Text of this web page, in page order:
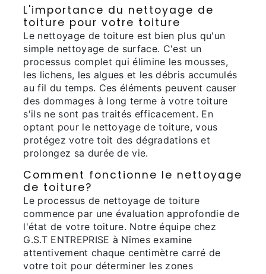
L'importance du nettoyage de
toiture pour votre toiture
Le nettoyage de toiture est bien plus qu'un
simple nettoyage de surface. C'est un
processus complet qui élimine les mousses,
les lichens, les algues et les débris accumulés
au fil du temps. Ces éléments peuvent causer
des dommages à long terme à votre toiture
s'ils ne sont pas traités efficacement. En
optant pour le nettoyage de toiture, vous
protégez votre toit des dégradations et
prolongez sa durée de vie.
Comment fonctionne le nettoyage
de toiture?
Le processus de nettoyage de toiture
commence par une évaluation approfondie de
l'état de votre toiture. Notre équipe chez
G.S.T ENTREPRISE à Nîmes examine
attentivement chaque centimètre carré de
votre toit pour déterminer les zones